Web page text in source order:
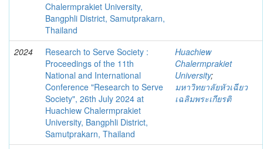
Chalermprakiet University,
Bangphli District, Samutprakarn,
Thailand
2024
Research to Serve Society :
Proceedings of the 11th
National and International
Conference "Research to Serve
Society", 26th July 2024 at
Huachiew Chalermprakiet
University, Bangphli District,
Samutprakarn, Thailand
Huachiew
Chalermprakiet
University;
มหาวิทยาลัยหัวเฉียว
เฉลิมพระเกียรติ